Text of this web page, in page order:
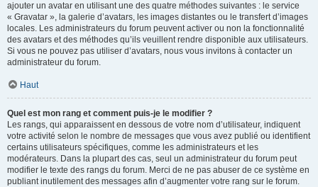
ajouter un avatar en utilisant une des quatre méthodes suivantes : le service
« Gravatar », la galerie d’avatars, les images distantes ou le transfert d’images
locales. Les administrateurs du forum peuvent activer ou non la fonctionnalité
des avatars et des méthodes qu’ils veuillent rendre disponible aux utilisateurs.
Si vous ne pouvez pas utiliser d’avatars, nous vous invitons à contacter un
administrateur du forum.
Haut
Quel est mon rang et comment puis-je le modifier ?
Les rangs, qui apparaissent en dessous de votre nom d’utilisateur, indiquent
votre activité selon le nombre de messages que vous avez publié ou identifient
certains utilisateurs spécifiques, comme les administrateurs et les
modérateurs. Dans la plupart des cas, seul un administrateur du forum peut
modifier le texte des rangs du forum. Merci de ne pas abuser de ce système en
publiant inutilement des messages afin d’augmenter votre rang sur le forum.